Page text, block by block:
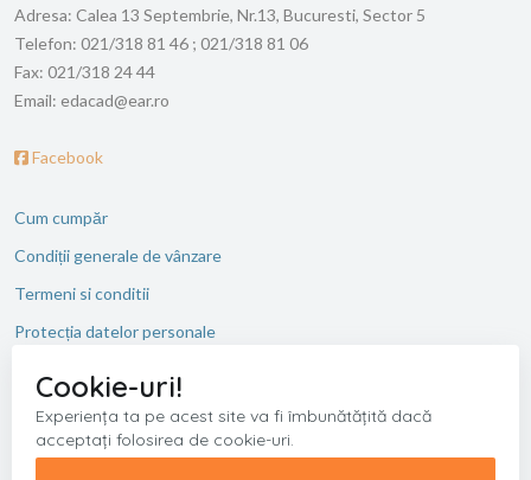
Adresa: Calea 13 Septembrie, Nr.13, Bucuresti, Sector 5
Telefon: 021/318 81 46 ; 021/318 81 06
Fax: 021/318 24 44
Email: edacad@ear.ro
Facebook
Cum cumpăr
Condiții generale de vânzare
Termeni si conditii
Protecția datelor personale
Copyright © 2026 Editura Academiei Romane. Toate drepturile
Cookie-uri!
Experiența ta pe acest site va fi îmbunătățită dacă
acceptați folosirea de cookie-uri.